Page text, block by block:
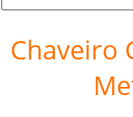
Chaveiro